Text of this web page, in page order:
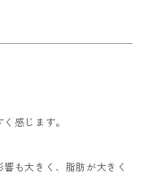
感じます。
も大きく、脂肪が大きく